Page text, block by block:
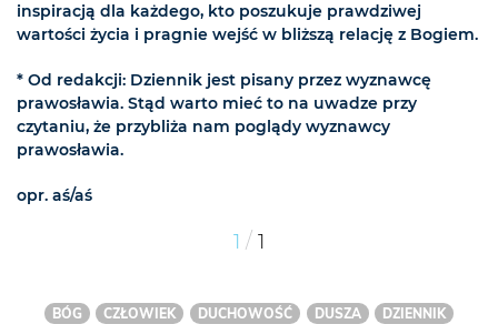
inspiracją dla każdego, kto poszukuje prawdziwej
wartości życia i pragnie wejść w bliższą relację z Bogiem.
* Od redakcji: Dziennik jest pisany przez wyznawcę
prawosławia. Stąd warto mieć to na uwadze przy
czytaniu, że przybliża nam poglądy wyznawcy
prawosławia.
opr. aś/aś
1 / 1
BÓG CZŁOWIEK DUCHOWOŚĆ DUSZA
DZIENNIK